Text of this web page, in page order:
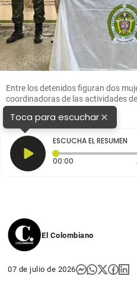
Entre los detenidos figuran dos
coordinadoras de las actividades
Toca para escuchar×
ESCUCHA EL RESUMEN
00:00 Tiempo
El Colombiano
07 de julio de 2026